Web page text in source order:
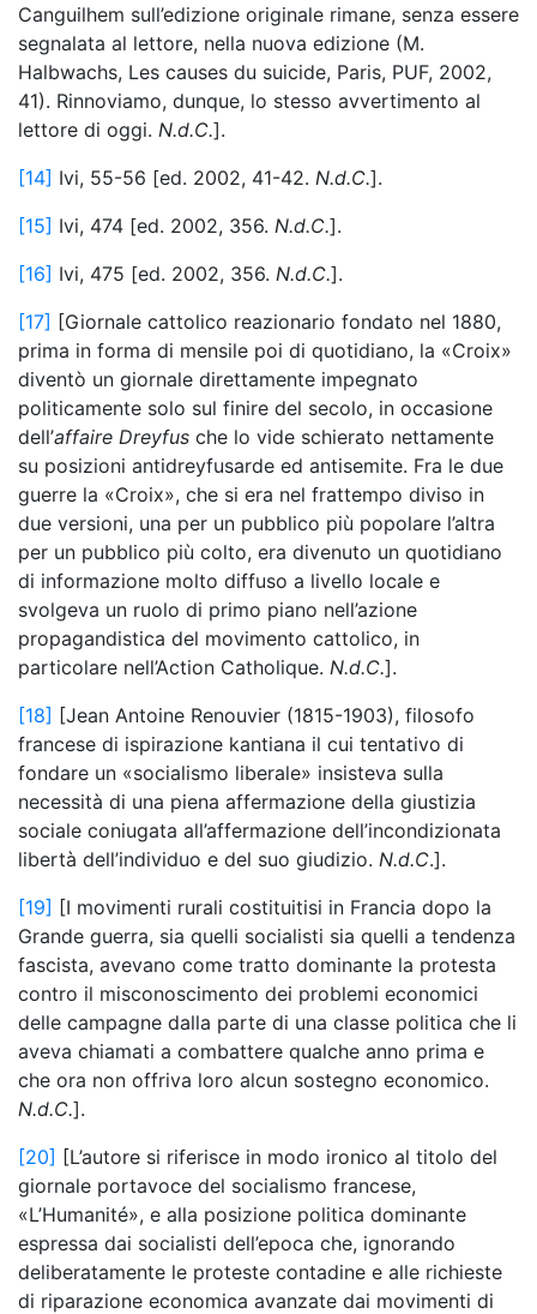
Canguilhem sull’edizione originale rimane, senza essere
segnalata al lettore, nella nuova edizione (M.
Halbwachs, Les causes du suicide, Paris, PUF, 2002,
41). Rinnoviamo, dunque, lo stesso avvertimento al
lettore di oggi. N.d.C.].
[14] Ivi, 55-56 [ed. 2002, 41-42. N.d.C.].
[15] Ivi, 474 [ed. 2002, 356. N.d.C.].
[16] Ivi, 475 [ed. 2002, 356. N.d.C.].
[17] [Giornale cattolico reazionario fondato nel 1880,
prima in forma di mensile poi di quotidiano, la «Croix»
diventò un giornale direttamente impegnato
politicamente solo sul finire del secolo, in occasione
dell’affaire Dreyfus che lo vide schierato nettamente
su posizioni antidreyfusarde ed antisemite. Fra le due
guerre la «Croix», che si era nel frattempo diviso in
due versioni, una per un pubblico più popolare l’altra
per un pubblico più colto, era divenuto un quotidiano
di informazione molto diffuso a livello locale e
svolgeva un ruolo di primo piano nell’azione
propagandistica del movimento cattolico, in
particolare nell’Action Catholique. N.d.C.].
[18] [Jean Antoine Renouvier (1815-1903), filosofo
francese di ispirazione kantiana il cui tentativo di
fondare un «socialismo liberale» insisteva sulla
necessità di una piena affermazione della giustizia
sociale coniugata all’affermazione dell’incondizionata
libertà dell’individuo e del suo giudizio. N.d.C.].
[19] [I movimenti rurali costituitisi in Francia dopo la
Grande guerra, sia quelli socialisti sia quelli a tendenza
fascista, avevano come tratto dominante la protesta
contro il misconoscimento dei problemi economici
delle campagne dalla parte di una classe politica che li
aveva chiamati a combattere qualche anno prima e
che ora non offriva loro alcun sostegno economico.
N.d.C.].
[20] [L’autore si riferisce in modo ironico al titolo del
giornale portavoce del socialismo francese,
«L’Humanité», e alla posizione politica dominante
espressa dai socialisti dell’epoca che, ignorando
deliberatamente le proteste contadine e alle richieste
di riparazione economica avanzate dai movimenti di